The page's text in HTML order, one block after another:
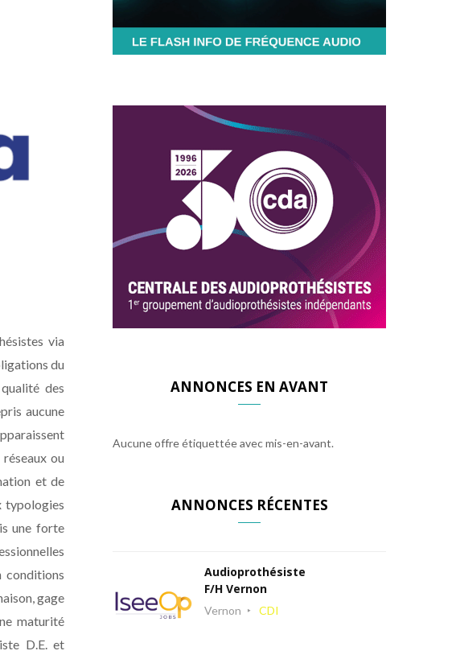
via
du
des
aucune
ou
et de
typologies
une forte
conditions
gage
maturité
D.E. et
ANNONCES EN AVANT
Aucune offre étiquettée avec mis-en-avant.
ANNONCES RÉCENTES
Audioprothésiste
F/H Vernon
Vernon CDI